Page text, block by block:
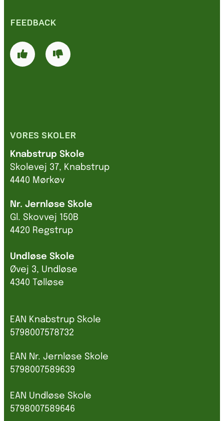
FEEDBACK
VORES SKOLER
Knabstrup Skole
Skolevej 37, Knabstrup
4440 Mørkøv
Nr. Jernløse Skole
Gl. Skovvej 150B
4420 Regstrup
Undløse Skole
Øvej 3, Undløse
4340 Tølløse
EAN Knabstrup Skole
5798007578732
EAN Nr. Jernløse Skole
5798007589639
EAN Undløse Skole
5798007589646